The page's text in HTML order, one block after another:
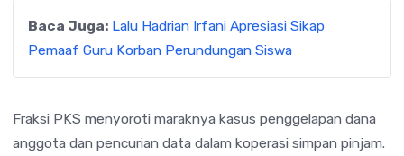
Baca Juga: Lalu Hadrian Irfani Apresiasi Sikap
Pemaaf Guru Korban Perundungan Siswa
Fraksi PKS menyoroti maraknya kasus penggelapan dana
anggota dan pencurian data dalam koperasi simpan pinjam.